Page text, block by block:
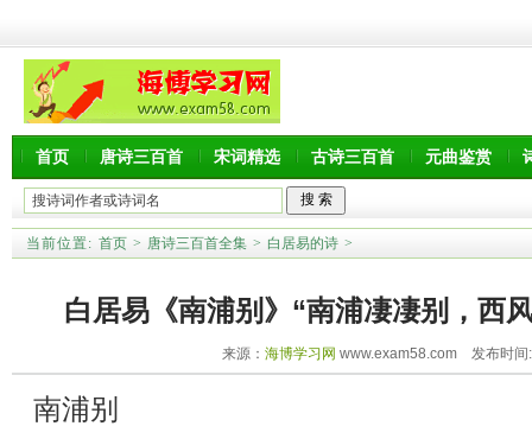
首页 唐诗三百首 宋词精选 古诗三百首 元曲鉴赏
当前位置: 首页 > 唐诗三百首全集 > 白居易的诗 >
白居易《南浦别》“南浦凄凄别，西
来源： 海博学习网 www.exam58.com 发布时间
南浦别